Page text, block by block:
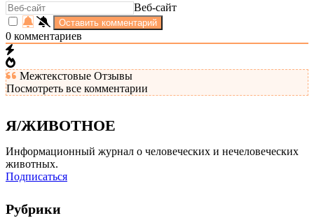
Веб-сайт
0 комментариев
Межтекстовые Отзывы
Посмотреть все комментарии
Я/ЖИВОТНОЕ
Информационный журнал о человеческих и нечеловеческих
животных.
Подписаться
Рубрики